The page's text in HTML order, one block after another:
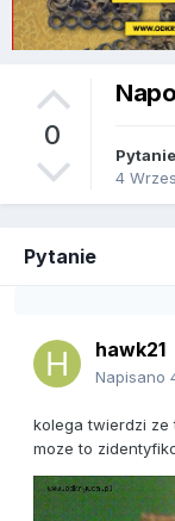
0
4
Pytanie
hawk21
Napisano
kolega twierdzi ze
moze to